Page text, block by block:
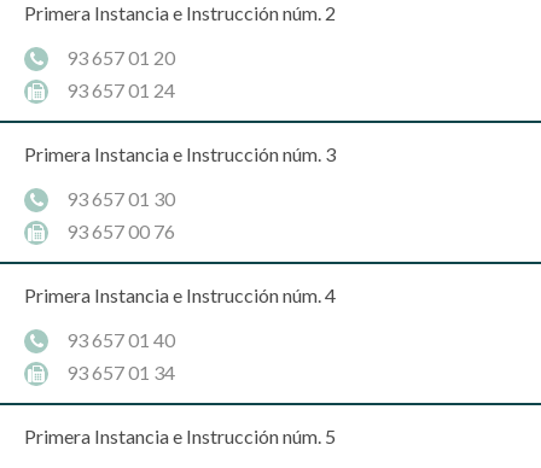
Primera Instancia e Instrucción núm. 2
93 657 01 20
93 657 01 24
Primera Instancia e Instrucción núm. 3
93 657 01 30
93 657 00 76
Primera Instancia e Instrucción núm. 4
93 657 01 40
93 657 01 34
Primera Instancia e Instrucción núm. 5